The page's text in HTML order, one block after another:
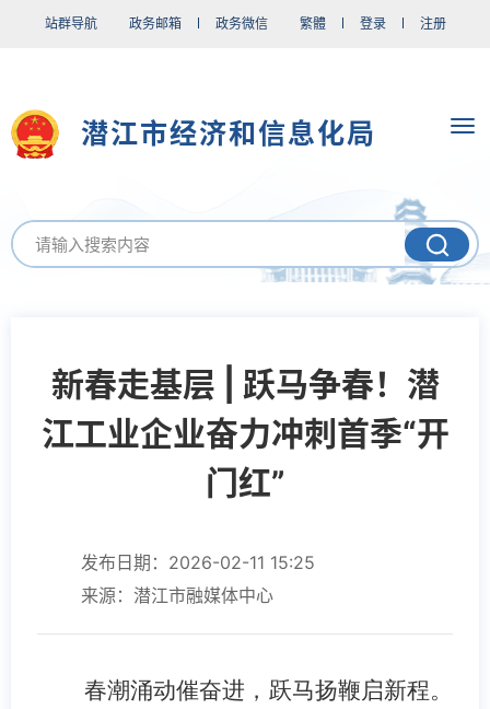
站群导航 政务邮箱 政务微信 繁體 登录 注册
潜江市经济和信息化局
新春走基层 | 跃马争春！潜
江工业企业奋力冲刺首季“开
门红”
发布日期：2026-02-11 15:25
来源：潜江市融媒体中心
春潮涌动催奋进，跃马扬鞭启新程。